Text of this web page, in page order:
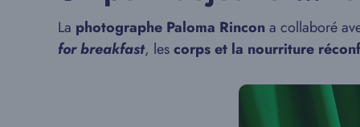
La photographe Paloma Rincona collaboré
for breakfast, lescorps et la nourriture